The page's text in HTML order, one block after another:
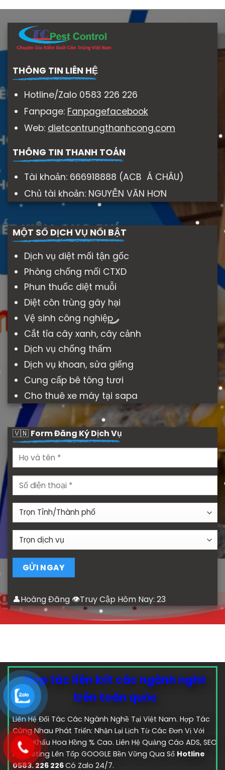
THÔNG TIN LIÊN HỆ
Hotline/Zalo 0583 226 226
Fanpage: Fanpagefacebook
Web: dietcontrungthanhcong.com
THÔNG TIN THANH TOÁN
Tài khoản: 666918888 (ACB Á CHÂU)
Chủ tài khoản: NGUYỄN VĂN HƠN
MỘT SỐ DỊCH VỤ NỔI BẬT
Dịch vụ diệt mối tận gốc
Phòng chống mối CTXD
Phun thuốc diệt muỗi
Diệt côn trùng gây hại
Vệ sinh công nghiệp
Cắt tỉa cây xanh, cây cảnh
Dịch vụ chống thấm
Dịch vụ khoan, sửa giếng
Cung cấp bê tông tươi
Cho thuê xe máy tại sapa
🇻🇳 Form Đăng Ký Dịch Vụ
👤Hoàng Đăng 👁Truy Cập Hôm Nay: 23
Hợp tác liên kết các ngành nghề
trên toàn quốc
Liên Hệ Đối Tác Các Ngành Nghề Tại Việt Nam. Hợp Tác
Cùng Nhau Phát Triển: Nhận Lại Lịch Từ Các Đơn Vị Với
Chiết Khấu Hoa Hồng % Cao. Liên Hệ Quảng Cáo ADS, SEO
marketing Lên Tốp GOOGLE Bền Vững Qua Số Hotline
0583. 226 226Có Zalo 24/7.